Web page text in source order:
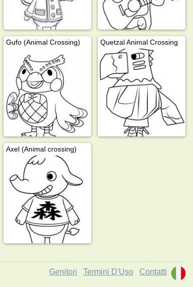
Gufo (Animal Crossing) Quetzal Animal Crossing
Axel (Animal crossing)
Genitori Termini D'Uso Contatti